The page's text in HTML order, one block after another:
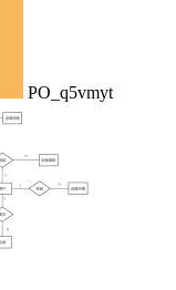
PO_q5vmyt